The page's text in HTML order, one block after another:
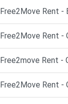
Free2Move Rent -
Free2Move Rent -
Free2move Rent -
Free2Move Rent -